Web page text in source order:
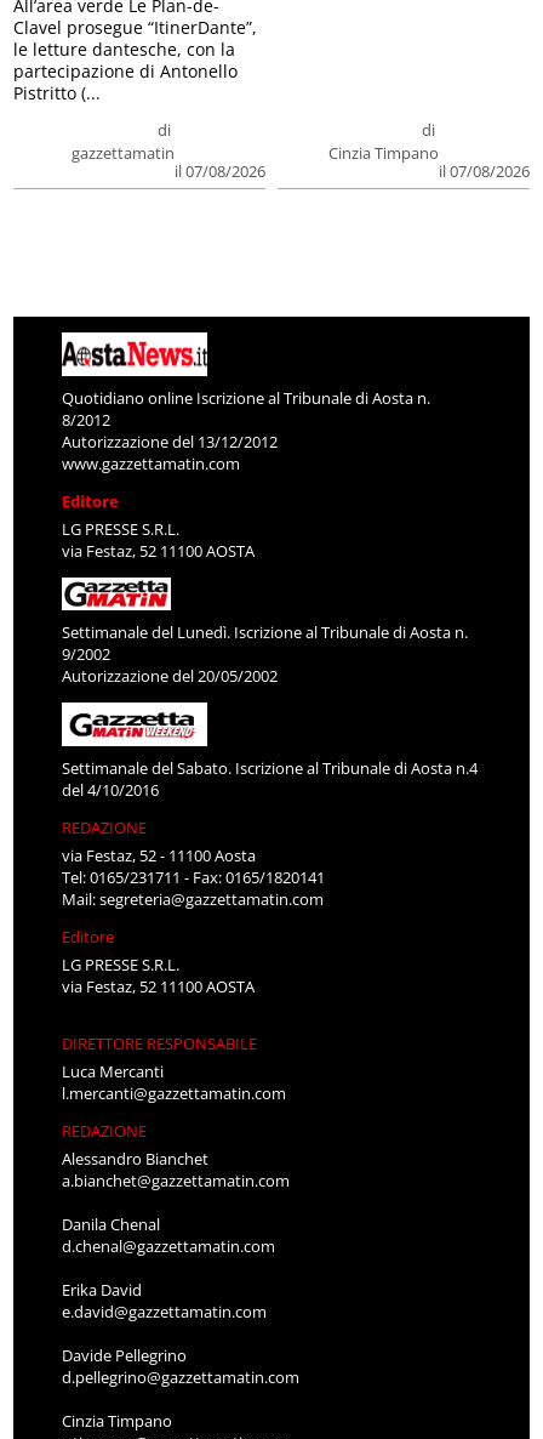
di
gazzettamatin
il 07/08/2026
All’area verde Le Plan-de-
Clavel prosegue “ItinerDante”,
le letture dantesche, con la
partecipazione di Antonello
Pistritto (...
di
Cinzia Timpano
il 07/08/2026
Quotidiano online Iscrizione al Tribunale di Aosta n.
8/2012
Autorizzazione del 13/12/2012
www.gazzettamatin.com
Editore
LG PRESSE S.R.L.
via Festaz, 52 11100 AOSTA
Settimanale del Lunedì. Iscrizione al Tribunale di Aosta n.
9/2002
Autorizzazione del 20/05/2002
Settimanale del Sabato. Iscrizione al Tribunale di Aosta n.4
del 4/10/2016
REDAZIONE
via Festaz, 52 - 11100 Aosta
Tel: 0165/231711 - Fax: 0165/1820141
Mail:segreteria@gazzettamatin.com
Editore
LG PRESSE S.R.L.
via Festaz, 52 11100 AOSTA
DIRETTORE RESPONSABILE
Luca Mercanti
l.mercanti@gazzettamatin.com
REDAZIONE
Alessandro Bianchet
a.bianchet@gazzettamatin.com
Danila Chenal
d.chenal@gazzettamatin.com
Erika David
e.david@gazzettamatin.com
Davide Pellegrino
d.pellegrino@gazzettamatin.com
Cinzia Timpano